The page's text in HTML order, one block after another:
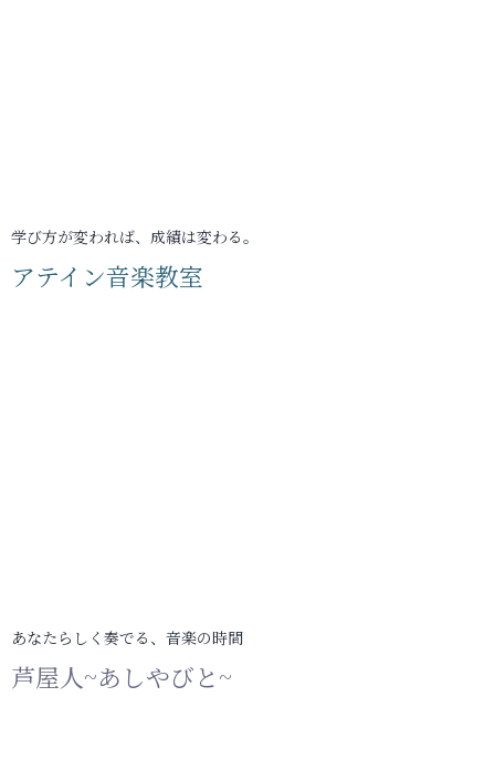
学び方が変われば、成績は変わる。
アテイン音楽教室
あなたらしく奏でる、音楽の時間
芦屋人~あしやびと~